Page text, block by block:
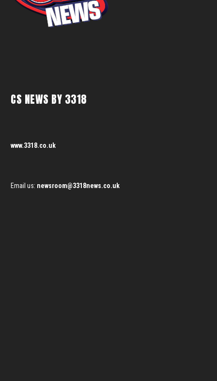
CS NEWS BY 3318
www.3318.co.uk
Email us: newsroom@3318news.co.uk